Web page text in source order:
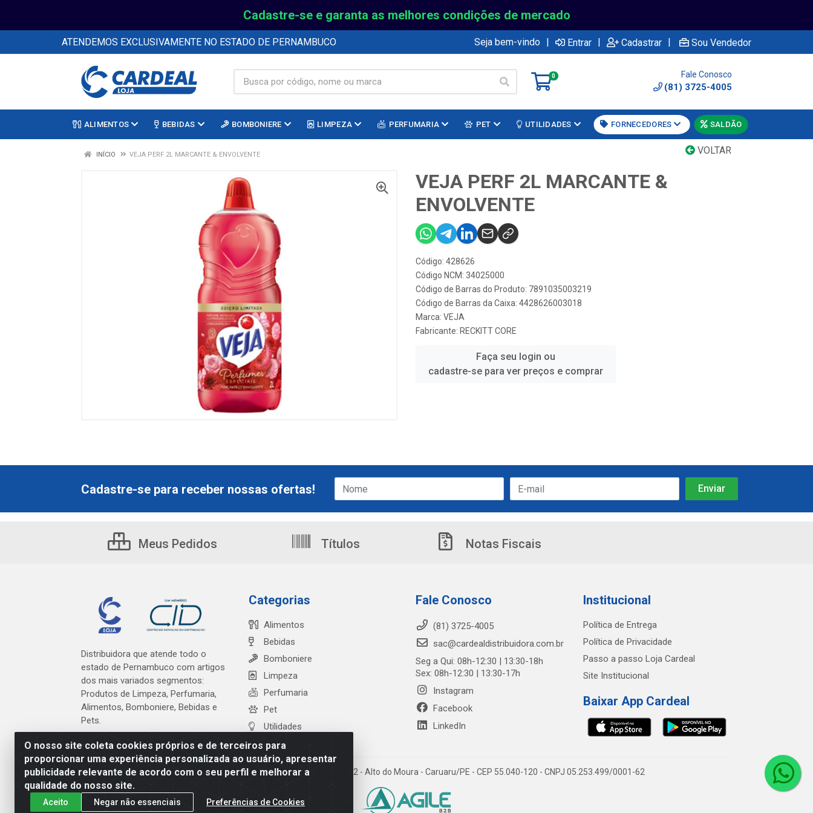
Cadastre-se e garanta as melhores condições de mercado
ATENDEMOS EXCLUSIVAMENTE NO ESTADO DE PERNAMBUCO Seja bem-vindo | Entrar | Cadastrar | Sou Vendedor
0 Fale Conosco
(81) 3725-4005
ALIMENTOS BEBIDAS BOMBONIERE LIMPEZA PERFUMARIA PET UTILIDADES FORNECEDORES SALDÃO
VOLTAR
INÍCIO VEJA PERF 2L MARCANTE & ENVOLVENTE
VEJA PERF 2L MARCANTE &
ENVOLVENTE
Código: 428626
Código NCM: 34025000
Código de Barras do Produto: 7891035003219
Código de Barras da Caixa: 4428626003018
Marca: VEJA
Fabricante: RECKITT CORE
Faça seu login ou
cadastre-se para ver preços e comprar
O nosso site coleta cookies próprios e de terceiros para
proporcionar uma experiência personalizada ao usuário, apresentar
publicidade relevante de acordo com o seu perfil e melhorar a
qualidade do nosso site.
Aceito Negar não essenciais Preferências de Cookies
Cadastre-se para receber nossas ofertas!
Meus Pedidos Títulos Notas Fiscais
Distribuidora que atende todo o
estado de Pernambuco com artigos
dos mais variados segmentos:
Produtos de Limpeza, Perfumaria,
Alimentos, Bomboniere, Bebidas e
Pets.
Categorias
Alimentos
Bebidas
Bomboniere
Limpeza
Perfumaria
Pet
Utilidades
Fale Conosco
(81) 3725-4005
sac@cardealdistribuidora.com.br
Seg a Qui: 08h-12:30 | 13:30-18h
Sex: 08h-12:30 | 13:30-17h
Instagram
Facebook
LinkedIn
Institucional
Política de Entrega
Política de Privacidade
Passo a passo Loja Cardeal
Site Institucional
Baixar App Cardeal
Cardeal Distribuidora - Estrada Alto do Moura, 582 - Alto do Moura - Caruaru/PE - CEP 55.040-120 - CNPJ 05.253.499/0001-62